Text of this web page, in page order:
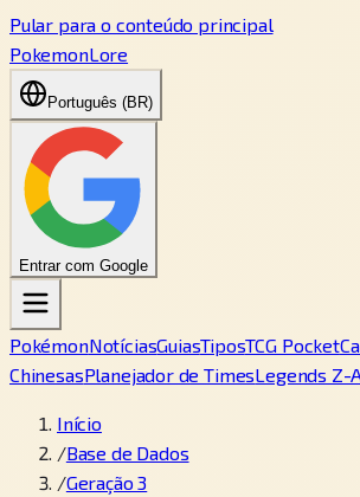
Pular para o conteúdo principal
PokemonLore
Português (BR)
Entrar com Google
PokémonNotíciasGuiasTiposTCG Pocket
ChinesasPlanejador de TimesLegends Z-
Início
/Base de Dados
/Geração 3